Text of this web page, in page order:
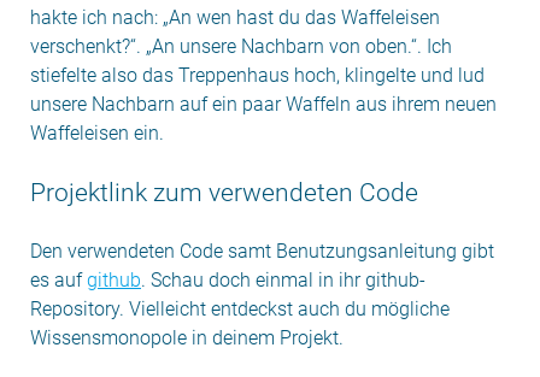
hakte ich nach: „An wen hast du das Waffeleisen
verschenkt?“. „An unsere Nachbarn von oben.“. Ich
stiefelte also das Treppenhaus hoch, klingelte und lud
unsere Nachbarn auf ein paar Waffeln aus ihrem neuen
Waffeleisen ein.
Projektlink zum verwendeten Code
Den verwendeten Code samt Benutzungsanleitung gibt
es aufgithub. Schau doch einmal in ihr github-
Repository. Vielleicht entdeckst auch du mögliche
Wissensmonopole in deinem Projekt.